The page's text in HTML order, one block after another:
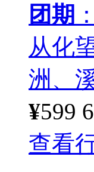
团期
从化
洲、
¥599
查看